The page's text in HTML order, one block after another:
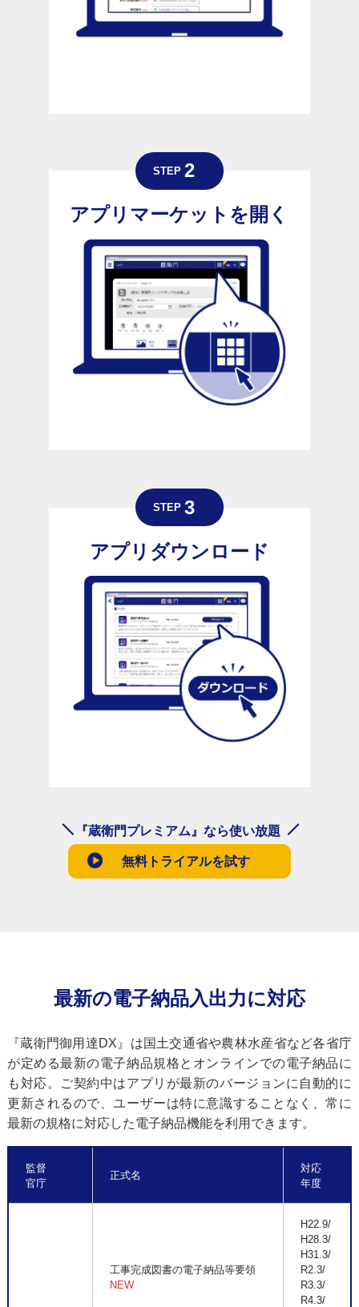
アプリマーケットを開く
アプリダウンロード
『蔵衛門プレミアム』なら使い放題
無料トライアルを試す
最新の電子納品入出力に対応
『蔵衛門御用達DX』は国土交通省や農林水産省など各省庁
が定める最新の電子納品規格とオンラインでの電子納品に
も対応。ご契約中はアプリが最新のバージョンに自動的に
更新されるので、ユーザーは特に意識することなく、常に
最新の規格に対応した電子納品機能を利用できます。
監督
官庁
正式名
対応
年度
工事完成図書の電子納品等要領
NEW
H22.9/
H28.3/
H31.3/
R2.3/
R3.3/
R4.3/